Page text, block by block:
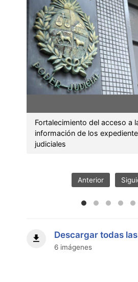
Fortalecimiento del acceso a
información de los
judiciales
Anterior
Descargar todas
6 imágenes